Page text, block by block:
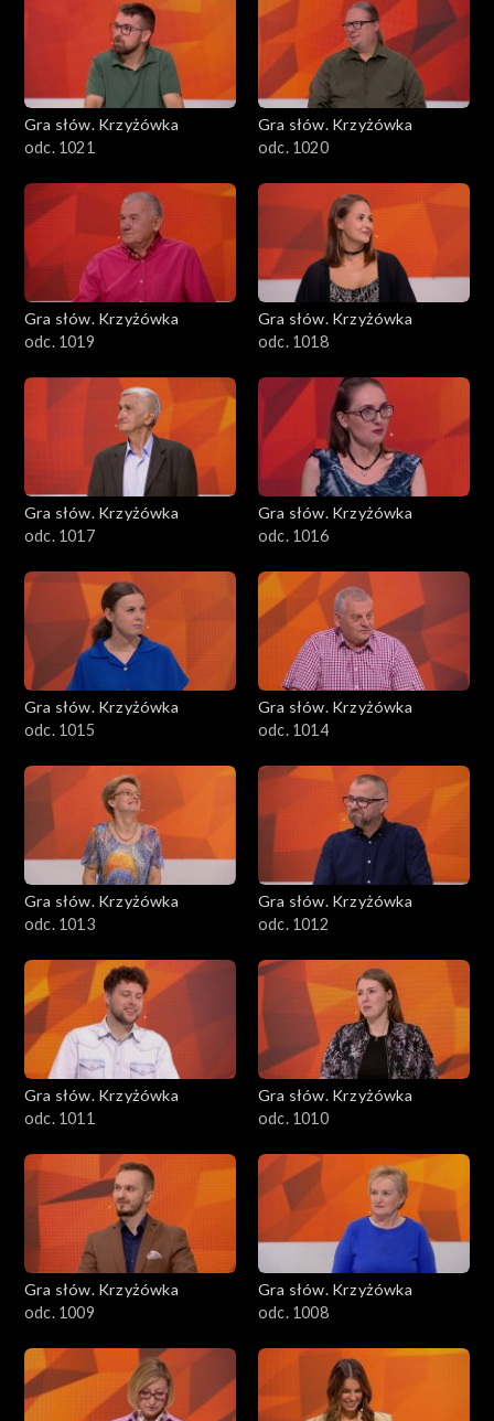
Gra słów. Krzyżówka
odc. 1021
Gra słów. Krzyżówka
odc. 1020
Gra słów. Krzyżówka
odc. 1019
Gra słów. Krzyżówka
odc. 1018
Gra słów. Krzyżówka
odc. 1017
Gra słów. Krzyżówka
odc. 1016
Gra słów. Krzyżówka
odc. 1015
Gra słów. Krzyżówka
odc. 1014
Gra słów. Krzyżówka
odc. 1013
Gra słów. Krzyżówka
odc. 1012
Gra słów. Krzyżówka
odc. 1011
Gra słów. Krzyżówka
odc. 1010
Gra słów. Krzyżówka
odc. 1009
Gra słów. Krzyżówka
odc. 1008